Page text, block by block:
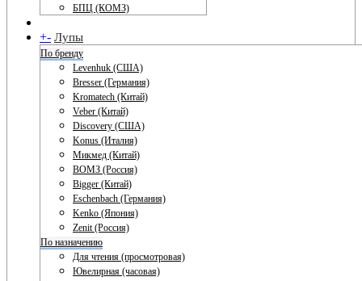
БПЦ (КОМЗ)
+- Лупы
По бренду
Levenhuk (США)
Bresser (Германия)
Kromatech (Китай)
Veber (Китай)
Discovery (США)
Konus (Италия)
Микмед (Китай)
ВОМЗ (Россия)
Bigger (Китай)
Eschenbach (Германия)
Kenko (Япония)
Zenit (Россия)
По назначению
Для чтения (просмотровая)
Ювелирная (часовая)